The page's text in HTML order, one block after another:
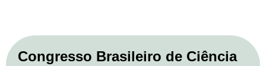
Congresso Brasileiro de Ciência